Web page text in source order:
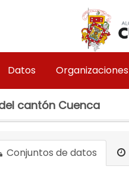
Datos Organizaciones
cantón Cuenca
Conjuntos de datos